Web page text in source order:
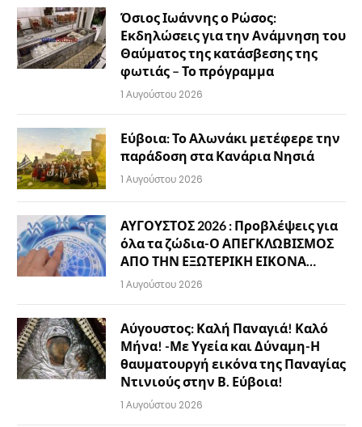
Όσιος Ιωάννης ο Ρώσος:
Εκδηλώσεις για την Ανάμνηση του
Θαύματος της κατάσβεσης της
φωτιάς – Το πρόγραμμα
1 Αυγούστου 2026
Εύβοια: Το Αλωνάκι μετέφερε την
παράδοση στα Κανάρια Νησιά
1 Αυγούστου 2026
ΑΥΓΟΥΣΤΟΣ 2026 : Προβλέψεις για
όλα τα ζώδια-Ο ΑΠΕΓΚΛΩΒΙΣΜΟΣ
ΑΠΟ ΤΗΝ ΕΞΩΤΕΡΙΚΗ ΕΙΚΟΝΑ…
1 Αυγούστου 2026
Αύγουστος: Καλή Παναγιά! Καλό
Μήνα! -Με Υγεία και Δύναμη-Η
θαυματουργή εικόνα της Παναγίας
Ντινιούς στην Β. Εύβοια!
1 Αυγούστου 2026